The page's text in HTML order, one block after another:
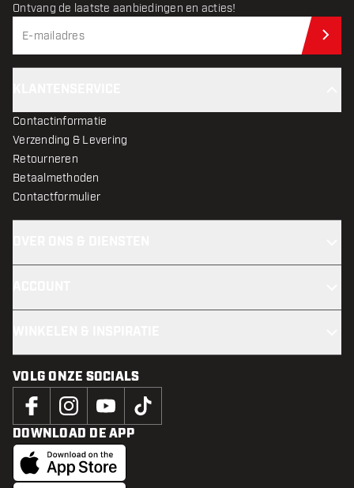
Ontvang de laatste aanbiedingen en acties!
Contactinformatie
Verzending & Levering
Retourneren
Betaalmethoden
Contactformulier
VOLG ONZE SOCIALS
DOWNLOAD DE APP